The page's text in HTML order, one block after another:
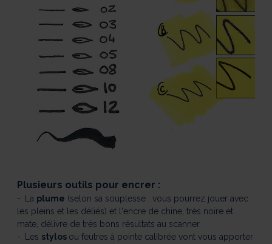
Plusieurs outils pour encrer :
La plume (selon sa souplesse : vous pourrez jouer avec
les pleins et les déliés) et l'encre de chine, très noire et
mate, délivre de très bons résultats au scanner.
Les stylos ou feutres à pointe calibrée vont vous apporter